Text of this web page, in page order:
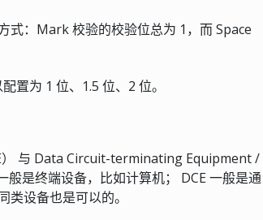
式：Mark 校验的校验位总为 1，而 Space
置为 1 位、1.5 位、2 位。
与 Data Circuit-terminating Equipment /
是终端设备，比如计算机； DCE 一般是通
设备也是可以的。